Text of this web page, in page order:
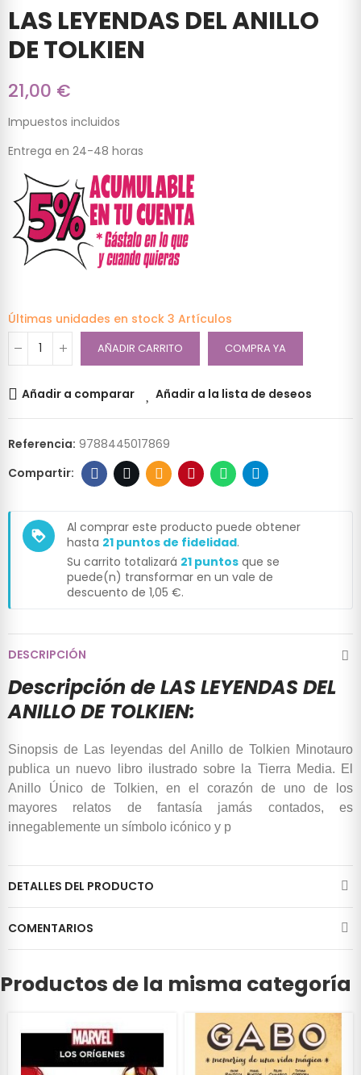
LAS LEYENDAS DEL ANILLO
DE TOLKIEN
21,00 €
Impuestos incluidos
Entrega en 24-48 horas
Últimas unidades en stock 3 Artículos
AÑADIR CARRITO COMPRA YA
Añadir a comparar Añadir a la lista de deseos
Referencia: 9788445017869
loyalty
Al comprar este producto puede obtener
hasta 21 puntos de fidelidad.
Su carrito totalizará 21 puntos que se
puede(n) transformar en un vale de
descuento de 1,05 €.
DESCRIPCIÓN
Descripción de LAS LEYENDAS DEL
ANILLO DE TOLKIEN:
Sinopsis de Las leyendas del Anillo de Tolkien Minotauro
publica un nuevo libro ilustrado sobre la Tierra Media. El
Anillo Único de Tolkien, en el corazón de uno de los
mayores relatos de fantasía jamás contados, es
innegablemente un símbolo icónico y p
DETALLES DEL PRODUCTO
COMENTARIOS
Productos de la misma categoría